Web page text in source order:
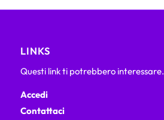
LINKS
Questi link ti potrebbero interessare.
Accedi
Contattaci